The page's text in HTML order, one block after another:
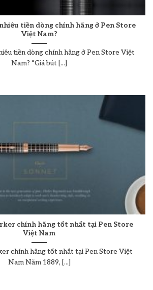
tiền dòng chính hãng ở Pen Store
Việt Nam?
tiền dòng chính hãng ở Pen Store Việt
Nam? “Giá bút [...]
chính hãng tốt nhất tại Pen Store
Việt Nam
chính hãng tốt nhất tại Pen Store Việt
Nam Năm 1889, [...]